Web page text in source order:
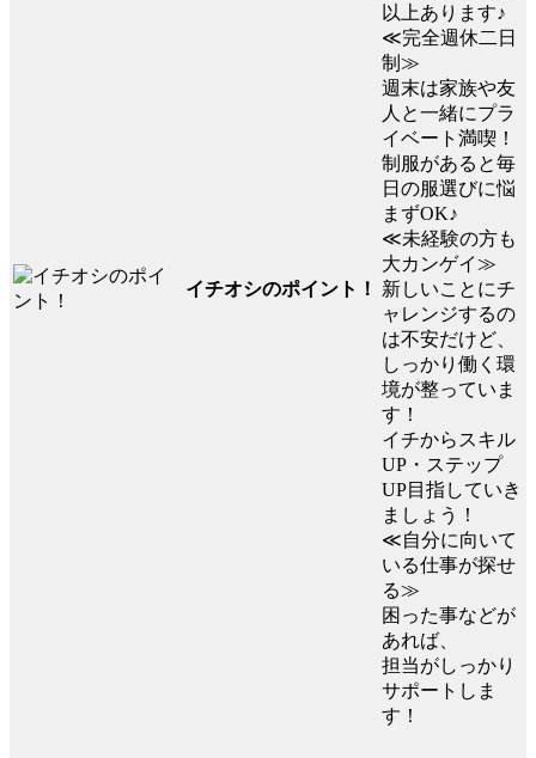
イチオシのポイント！
以上あります♪
≪完全週休二日
制≫
週末は家族や友
人と一緒にプラ
イベート満喫！
制服があると毎
日の服選びに悩
まずOK♪
≪未経験の方も
大カンゲイ≫
新しいことにチ
ャレンジするの
は不安だけど、
しっかり働く環
境が整っていま
す！
イチからスキル
UP・ステップ
UP目指していき
ましょう！
≪自分に向いて
いる仕事が探せ
る≫
困った事などが
あれば、
担当がしっかり
サポートしま
す！